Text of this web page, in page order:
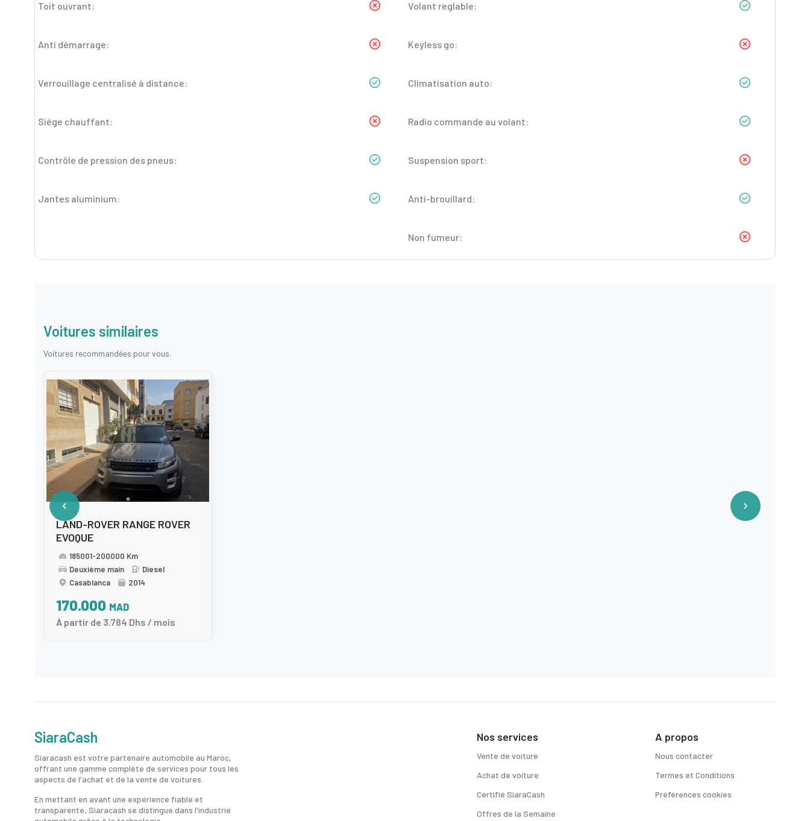
Toit ouvrant:
Anti démarrage:
Verrouillage centralisé à distance:
Siége chauffant:
Contrôle de pression des pneus:
Jantes aluminium:
Volant reglable:
Keyless go:
Climatisation auto:
Radio commande au volant:
Suspension sport:
Anti-brouillard:
Non fumeur:
Voitures similaires
Voitures recommandées pour vous.
LAND-ROVER RANGE ROVER
EVOQUE
185001-200000 Km
Deuxième main
Diesel
Casablanca
2014
170.000 MAD
À partir de 3.784 Dhs / mois
SiaraCash
Siaracash est votre partenaire automobile au Maroc,
offrant une gamme complète de services pour tous les
aspects de l'achat et de la vente de voitures.
En mettant en avant une expérience fiable et
transparente, Siaracash se distingue dans l'industrie
Nos services
Vente de voiture
Achat de voiture
Certifié SiaraCash
Offres de la Semaine
A propos
Nous contacter
Termes et Conditions
Préférences cookies